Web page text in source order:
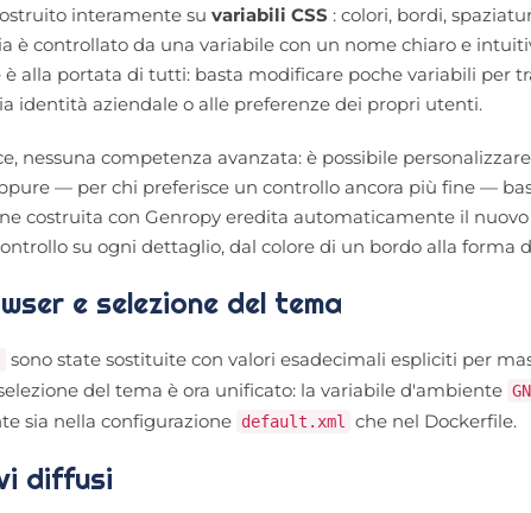
interamente su variabili CSS : colori, bordi,
è controllato da una variabile con un nome chiaro e
è alla portata di tutti: basta modificare poche variabili per
identità aziendale o alle preferenze dei propri utenti.
nessuna competenza avanzata: è possibile
— per chi preferisce un controllo ancora più fine —
costruita con Genropy eredita automaticamente il
su ogni dettaglio, dal colore di un bordo alla forma
e selezione del tema
sono state sostituite con valori esadecimali espliciti per
del tema è ora unificato: la variabile d'ambiente
sia nella configurazione default.xml che nel Dockerfile.
diffusi